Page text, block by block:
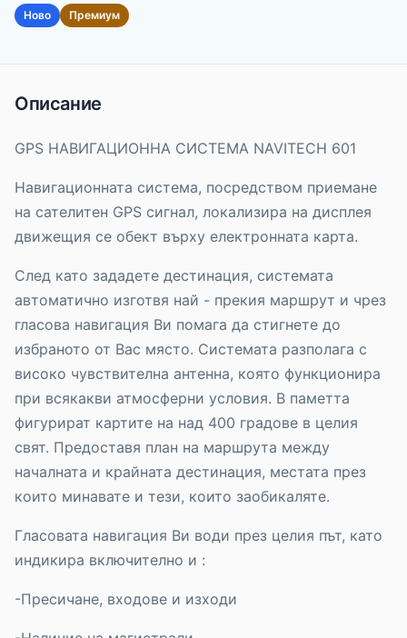
Ново Премиум
Описание
GPS НАВИГАЦИОННА СИСТЕМА NAVITECH 601
Навигационната система, посредством приемане
на сателитен GPS сигнал, локализира на дисплея
движещия се обект върху електронната карта.
След като зададете дестинация, системата
автоматично изготвя най - прекия маршрут и чрез
гласова навигация Ви помага да стигнете до
избраното от Вас място. Системата разполага с
високо чувствителна антенна, която функционира
при всякакви атмосферни условия. В паметта
фигурират картите на над 400 градове в целия
свят. Предоставя план на маршрута между
началната и крайната дестинация, местата през
които минавате и тези, които заобикаляте.
Гласовата навигация Ви води през целия път, като
индикира включително и :
-Пресичане, входове и изходи